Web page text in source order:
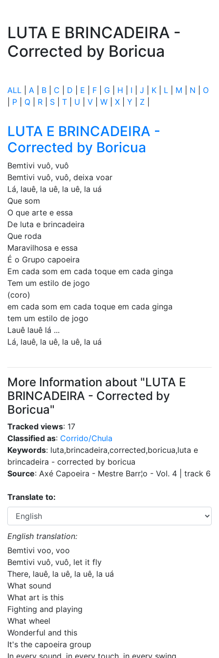
LUTA E BRINCADEIRA -
Corrected by Boricua
ALL A B C D E F G H I J K L M N
O
P Q R S T U V W X Y Z
LUTA E BRINCADEIRA -
Corrected by Boricua
Bemtivi vuô, vuô
Bemtivi vuô, vuô, deixa voar
Lá, lauê, la uê, la uê, la uá
Que som
O que arte e essa
De luta e brincadeira
Que roda
Maravilhosa e essa
É o Grupo capoeira
Em cada som em cada toque em cada ginga
Tem um estilo de jogo
(coro)
em cada som em cada toque em cada ginga
tem um estilo de jogo
Lauê lauê lá ...
Lá, lauê, la uê, la uê, la uá
More Information about "LUTA E
BRINCADEIRA - Corrected by
Boricua"
Tracked views: 17
Classified as: Corrido/Chula
Keywords: luta,brincadeira,corrected,boricua,luta e
brincadeira - corrected by boricua
Source: Axé Capoeira - Mestre Barr¦o - Vol. 4 | track 6
Translate to:
English translation:
Bemtivi voo, voo
Bemtivi vuô, vuô, let it fly
There, lauê, la uê, la uê, la uá
What sound
What art is this
Fighting and playing
What wheel
Wonderful and this
It's the capoeira group
In every sound, in every touch, in every swing